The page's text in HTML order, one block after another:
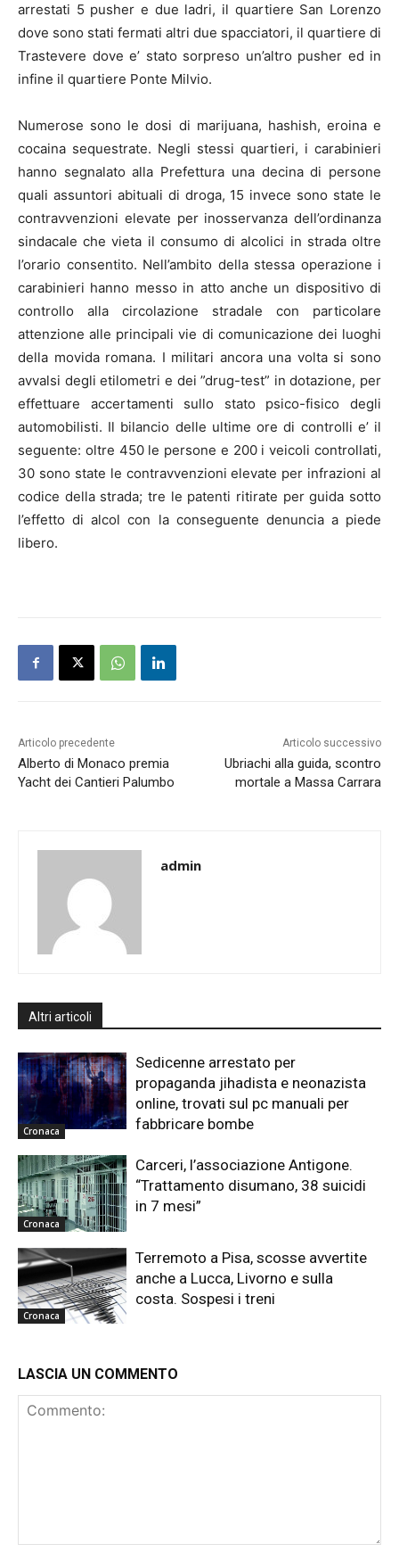
arrestati 5 pusher e due ladri, il quartiere San Lorenzo
dove sono stati fermati altri due spacciatori, il quartiere di
Trastevere dove e’ stato sorpreso un’altro pusher ed in
infine il quartiere Ponte Milvio.
Numerose sono le dosi di marijuana, hashish, eroina e
cocaina sequestrate. Negli stessi quartieri, i carabinieri
hanno segnalato alla Prefettura una decina di persone
quali assuntori abituali di droga, 15 invece sono state le
contravvenzioni elevate per inosservanza dell’ordinanza
sindacale che vieta il consumo di alcolici in strada oltre
l’orario consentito. Nell’ambito della stessa operazione i
carabinieri hanno messo in atto anche un dispositivo di
controllo alla circolazione stradale con particolare
attenzione alle principali vie di comunicazione dei luoghi
della movida romana. I militari ancora una volta si sono
avvalsi degli etilometri e dei ”drug-test” in dotazione, per
effettuare accertamenti sullo stato psico-fisico degli
automobilisti. Il bilancio delle ultime ore di controlli e’ il
seguente: oltre 450 le persone e 200 i veicoli controllati,
30 sono state le contravvenzioni elevate per infrazioni al
codice della strada; tre le patenti ritirate per guida sotto
l’effetto di alcol con la conseguente denuncia a piede
libero.
Articolo precedente
Alberto di Monaco premia
Yacht dei Cantieri Palumbo
Articolo successivo
Ubriachi alla guida, scontro
mortale a Massa Carrara
admin
Altri articoli
Cronaca
Sedicenne arrestato per
propaganda jihadista e neonazista
online, trovati sul pc manuali per
fabbricare bombe
Cronaca
Carceri, l’associazione Antigone.
“Trattamento disumano, 38 suicidi
in 7 mesi”
Cronaca
Terremoto a Pisa, scosse avvertite
anche a Lucca, Livorno e sulla
costa. Sospesi i treni
LASCIA UN COMMENTO